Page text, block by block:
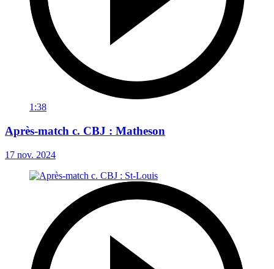
1:38
Après-match c. CBJ : Matheson
17 nov. 2024